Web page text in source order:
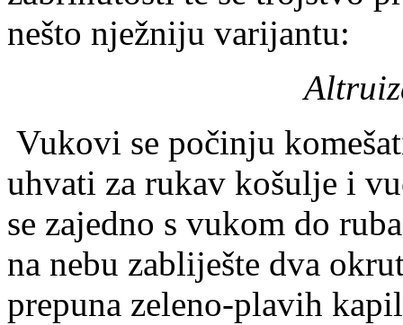
nešto nježniju varijantu:
Vukovi se počinju
uhvati za rukav košulje i
se zajedno s vukom do
na nebu zabliješte dva
prepuna zeleno-plavih